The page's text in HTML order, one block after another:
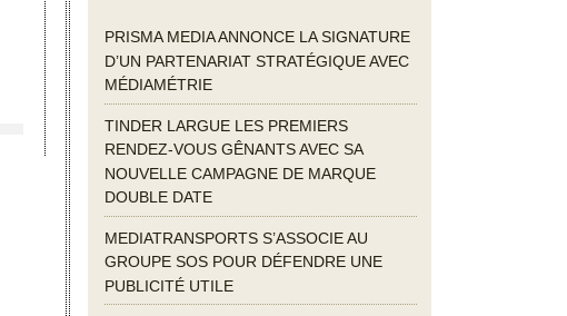
PRISMA MEDIA ANNONCE LA SIGNATURE
D’UN PARTENARIAT STRATÉGIQUE AVEC
MÉDIAMÉTRIE
TINDER LARGUE LES PREMIERS
RENDEZ-VOUS GÊNANTS AVEC SA
NOUVELLE CAMPAGNE DE MARQUE
DOUBLE DATE
MEDIATRANSPORTS S’ASSOCIE AU
GROUPE SOS POUR DÉFENDRE UNE
PUBLICITÉ UTILE